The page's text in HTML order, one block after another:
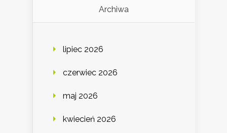
Archiwa
lipiec 2026
czerwiec 2026
maj 2026
kwiecień 2026